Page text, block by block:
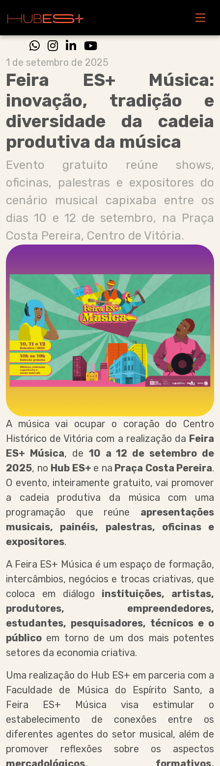
1 de setembro de 2025
Feira ES+ Música:
inovação, tradição e
diversidade da cadeia
produtiva da música
Evento gratuito reúne shows,
oficinas, palestras e expositores do
cenário musical capixaba entre os
dias 10 e 12 de setembro, na Praça
Costa Pereira, Centro de Vitória.
A música vai ocupar o coração do Centro
Histórico de Vitória com a realização da Feira
ES+ Música, de 10 a 12 de setembro de
2025, no Hub ES+ e na Praça Costa Pereira.
O evento, inteiramente gratuito, vai promover
a cadeia produtiva da música com uma
programação que reúne apresentações
musicais, painéis, palestras, oficinas e
expositores.
A Feira ES+ Música é um espaço de formação,
intercâmbios, negócios e trocas criativas, que
coloca em diálogo instituições, artistas,
produtores, empreendedores,
estudantes, pesquisadores, técnicos e o
público em torno de um dos mais potentes
setores da economia criativa.
Uma realização do Hub ES+ em parceria com a
Faculdade de Música do Espírito Santo, a
Feira ES+ Música visa estimular o
estabelecimento de conexões entre os
diferentes agentes do setor musical, além de
promover reflexões sobre os aspectos
mercadológicos, formativos,